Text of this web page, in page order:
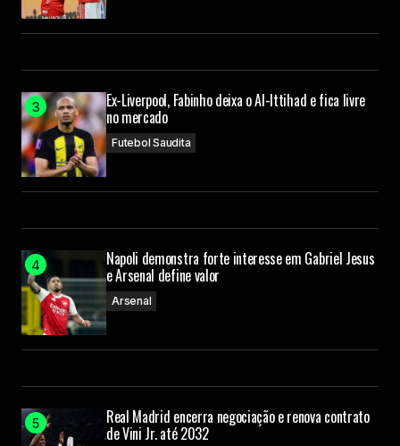
Ex-Liverpool, Fabinho deixa o Al-Ittihad e fica livre
no mercado
Futebol Saudita
Napoli demonstra forte interesse em Gabriel Jesus
e Arsenal define valor
Arsenal
Real Madrid encerra negociação e renova contrato
de Vini Jr. até 2032